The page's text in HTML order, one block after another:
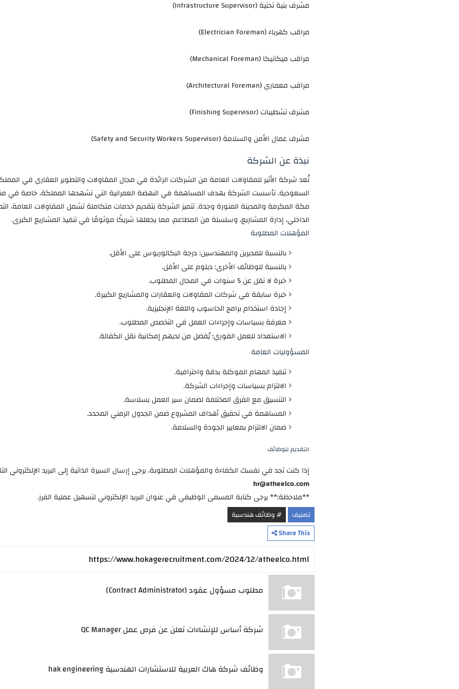
مشرف بنية تحتية (Infrastructure Supervisor)
مراقب كهرباء (Electrician Foreman)
مراقب ميكانيكا (Mechanical Foreman)
مراقب معماري (Architectural Foreman)
مشرف تشطيبات (Finishing Supervisor)
مشرف عمال الأمن والسلامة (Safety and Security Workers Supervisor)
نبذة عن الشركة
تُعد شركة الأثير للمقاولات العامة من الشركات الرائدة في مجال المقاولات والتطوير العقاري في
السعودية. تأسست الشركة بهدف المساهمة في النهضة العمرانية التي تشهدها المملكة، خاصة في
مكة المكرمة والمدينة المنورة وجدة. تتميز الشركة بتقديم خدمات متكاملة تشمل المقاولات العامة،
الداخلي، إدارة المشاريع، وسلسلة من المطاعم، مما يجعلها شريكًا موثوقًا في تنفيذ المشاريع الكبرى.
المؤهلات المطلوبة
بالنسبة للمديرين والمهندسين: درجة البكالوريوس على الأقل.
بالنسبة للوظائف الأخرى: دبلوم على الأقل.
خبرة لا تقل عن 5 سنوات في المجال المطلوب.
خبرة سابقة في شركات المقاولات والعقارات والمشاريع الكبيرة.
إجادة استخدام برامج الحاسوب واللغة الإنجليزية.
معرفة بسياسات وإجراءات العمل في التخصص المطلوب.
الاستعداد للعمل الفوري؛ يُفضل من لديهم إمكانية نقل الكفالة.
المسؤوليات العامة
تنفيذ المهام الموكلة بدقة واحترافية.
الالتزام بسياسات وإجراءات الشركة.
التنسيق مع الفرق المختلفة لضمان سير العمل بسلاسة.
المساهمة في تحقيق أهداف المشروع ضمن الجدول الزمني المحدد.
ضمان الالتزام بمعايير الجودة والسلامة.
التقديم للوظائف
إذا كنت تجد في نفسك الكفاءة والمؤهلات المطلوبة، يرجى إرسال السيرة الذاتية إلى البريد الإلكتروني
hr@atheelco.com
**ملاحظة:** يرجى كتابة المسمى الوظيفي في عنوان البريد الإلكتروني لتسهيل عملية الفرز.
تصنيف
# وظائف هندسية
Share This
مطلوب مسؤول عقود (Contract Administrator)
شركة أساس للإنشاءات تعلن عن فرص عمل QC Manager
وظائف شركة هاك العربية للاستشارات الهندسية hak engineering